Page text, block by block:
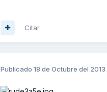
Citar
Publicado 18 de Octubre del 2013